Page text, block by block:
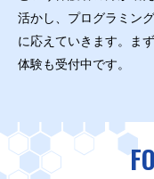
活かし、プログラミン
に応えていきます。ま
体験も受付中です。